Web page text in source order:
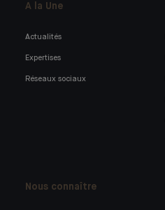
A la Une
Actualités
Expertises
Réseaux sociaux
Nous connaître